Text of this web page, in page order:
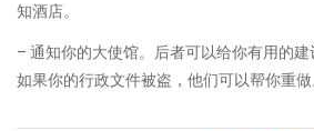
知酒店。
– 通知你的大使馆。后者可以给你有用的建
如果你的行政文件被盗，他们可以帮你重做